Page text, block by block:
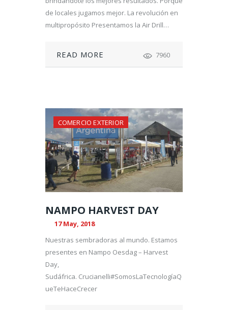
de locales jugamos mejor. La revolución en
multipropósito Presentamos la Air Drill…
READ MORE 7960
COMERCIO EXTERIOR
NAMPO HARVEST DAY
17 May, 2018
Nuestras sembradoras al mundo. Estamos
presentes en Nampo Oesdag – Harvest
Day,
Sudáfrica. Crucianelli#SomosLaTecnologíaQ
ueTeHaceCrecer